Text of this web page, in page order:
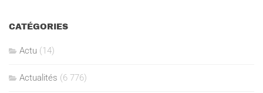
CATÉGORIES
Actu (14)
Actualités (6 776)